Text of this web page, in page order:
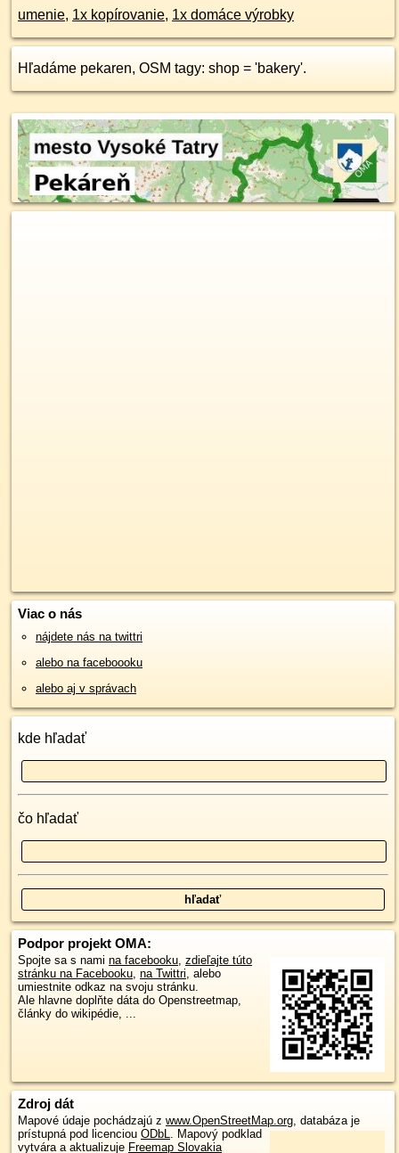
umenie, 1x kopírovanie, 1x domáce výrobky
Hľadáme pekaren, OSM tagy: shop = 'bakery'.
Viac o nás
nájdete nás na twittri
alebo na faceboooku
alebo aj v správach
kde hľadať
čo hľadať
Podpor projekt OMA:
Spojte sa s nami na facebooku zdieľajte túto
stránku na Facebooku na Twittri , alebo
umiestnite odkaz na svoju stránku.
Ale hlavne doplňte dáta do Openstreetmap,
články do wikipédie, ...
Zdroj dát
Mapové údaje pochádzajú z www.OpenStreetMap.org , databáza je
prístupná pod licenciou ODbL
Mapový podklad
vytvára a aktualizuje Freemap Slovakia